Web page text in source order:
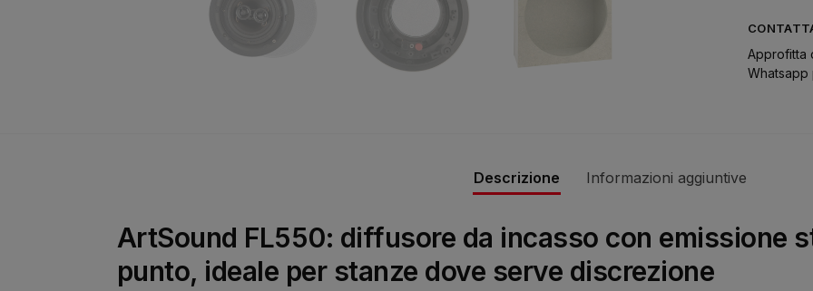
Approfitta
Whatsapp
Descrizione Informazioni aggiuntive
ArtSound FL550: diffusore da incasso con emissione
punto, ideale per stanze dove serve discrezione